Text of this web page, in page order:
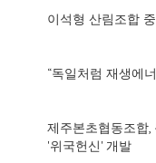
이석형 산림조합
“독일처럼 재생에
제주본초협동조합
'위국헌신' 개발